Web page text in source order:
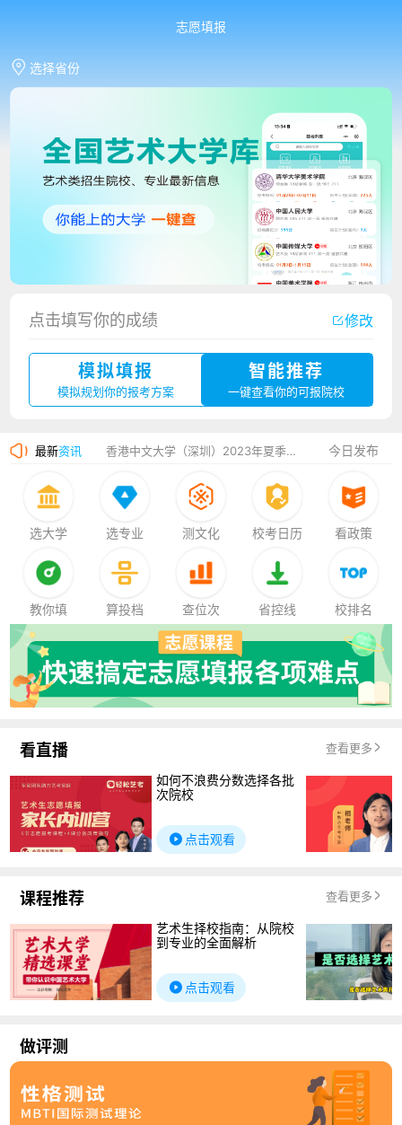
志愿填报
选择省份
点击填写你的成绩 修改
模拟填报
模拟规划你的报考方案
智能推荐
一键查看你的可报院校
最新资讯
广州华立科技职业学院2023年夏季高考招生简章
香港中文大学（深圳）2023年夏季高考招生简章
厦门大学嘉庚学院2023年艺术类招生简章
今日发布
选大学 选专业 测文化 校考日历 看政策
教你填 算投档 查位次 省控线 校排名
看直播 查看更多
如何不浪费分数选择各批
次院校
点击观看
课程推荐 查看更多
艺术生择校指南：从院校
到专业的全面解析
点击观看
做评测